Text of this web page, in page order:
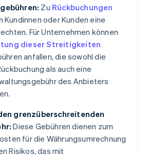
Zu Rückbuchungen
Kundinnen oder Kunden eine
Für Unternehmen können
dieser Streitigkeiten
anfallen, die sowohl die
als auch eine
des Anbieters
grenzüberschreitenden
Diese Gebühren dienen zum
für die Währungsumrechnung
Risikos, das mit